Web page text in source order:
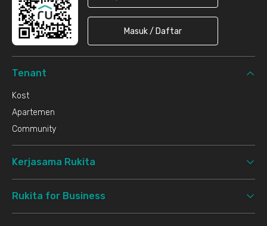
Masuk / Daftar
Tenant
Kost
Apartemen
Community
Kerjasama Rukita
Rukita for Business